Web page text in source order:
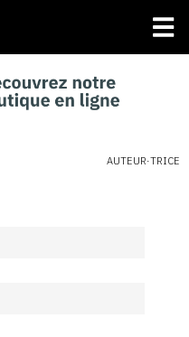
AUTEUR·TRICE